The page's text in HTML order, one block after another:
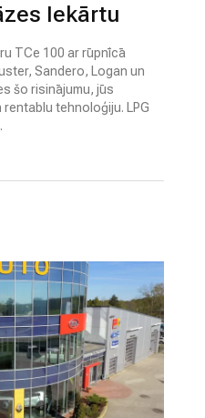
Iekārtu
TCe 100 ar rūpnīcā
Sandero, Logan un
šo risinājumu, jūs
tehnoloģiju. LPG